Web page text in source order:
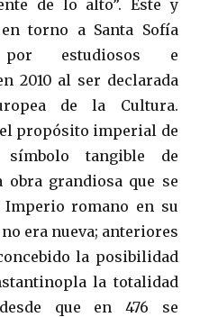
de lo alto”. Este y
torno a Santa Sofía
estudiosos e
2010 al ser declarada
de la Cultura.
propósito imperial de
tangible de
grandiosa que se
romano en su
era nueva; anteriores
la posibilidad
la totalidad
que en 476 se